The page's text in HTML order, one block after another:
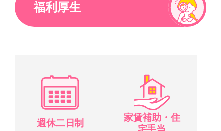
福利厚生
週休二日制
家賃補助・住
宅手当